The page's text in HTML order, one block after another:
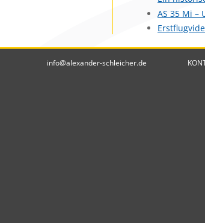
AS 35 Mi –
info@alexander-schleicher.de